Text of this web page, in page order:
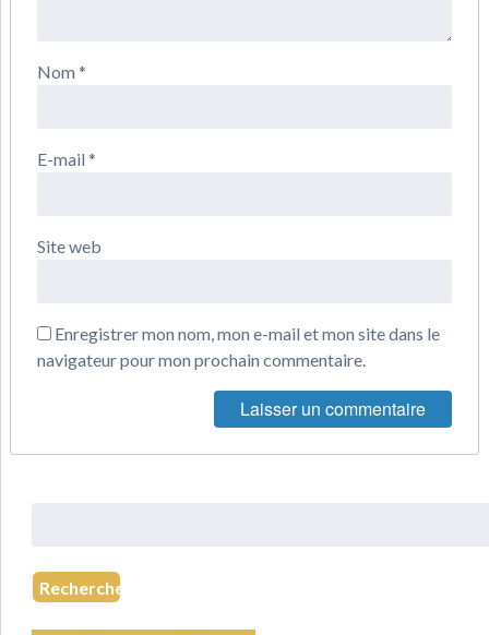
Nom *
E-mail *
Site web
Enregistrer mon nom, mon e-mail et mon site dans le
navigateur pour mon prochain commentaire.
Recherche